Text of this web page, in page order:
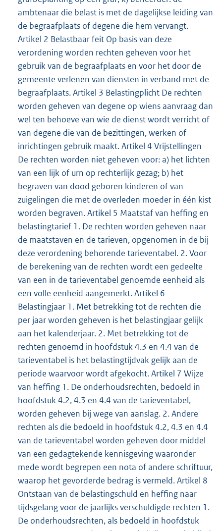
ambtenaar die belast is met de dagelijkse leiding van
de begraafplaats of degene die hem vervangt.
Artikel 2 Belastbaar feit Op basis van deze
verordening worden rechten geheven voor het
gebruik van de begraafplaats en voor het door de
gemeente verlenen van diensten in verband met de
begraafplaats. Artikel 3 Belastingplicht De rechten
worden geheven van degene op wiens aanvraag dan
wel ten behoeve van wie de dienst wordt verricht of
van degene die van de bezittingen, werken of
inrichtingen gebruik maakt. Artikel 4 Vrijstellingen
De rechten worden niet geheven voor: a) het lichten
van een lijk of urn op rechterlijk gezag; b) het
begraven van dood geboren kinderen of van
zuigelingen die met de overleden moeder in één kist
worden begraven. Artikel 5 Maatstaf van heffing en
belastingtarief 1. De rechten worden geheven naar
de maatstaven en de tarieven, opgenomen in de bij
deze verordening behorende tarieventabel. 2. Voor
de berekening van de rechten wordt een gedeelte
van een in de tarieventabel genoemde eenheid als
een volle eenheid aangemerkt. Artikel 6
Belastingjaar 1. Met betrekking tot de rechten die
per jaar worden geheven is het belastingjaar gelijk
aan het kalenderjaar. 2. Met betrekking tot de
rechten genoemd in hoofdstuk 4.3 en 4.4 van de
tarieventabel is het belastingtijdvak gelijk aan de
periode waarvoor wordt afgekocht. Artikel 7 Wijze
van heffing 1. De onderhoudsrechten, bedoeld in
hoofdstuk 4.2, 4.3 en 4.4 van de tarieventabel,
worden geheven bij wege van aanslag. 2. Andere
rechten als die bedoeld in hoofdstuk 4.2, 4.3 en 4.4
van de tarieventabel worden geheven door middel
van een gedagtekende kennisgeving waaronder
mede wordt begrepen een nota of andere schriftuur,
waarop het gevorderde bedrag is vermeld. Artikel 8
Ontstaan van de belastingschuld en heffing naar
tijdsgelang voor de jaarlijks verschuldigde rechten 1.
De onderhoudsrechten, als bedoeld in hoofdstuk